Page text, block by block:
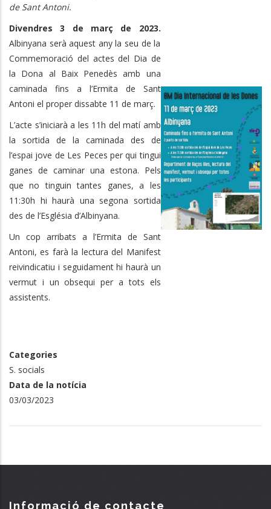
de Sant Antoni.
Divendres 3 de març de 2023.
Albinyana serà aquest any la seu de la
Commemoració del actes del Dia de
la Dona al Baix Penedès amb una
caminada fins a l’Ermita de Sant
Antoni el proper dissabte 11 de març.
L’acte s’iniciarà a les 11h del matí amb
la sortida de la caminada des de
l’espai jove de Les Peces per qui tingui
ganes de caminar una estona. Pels
que no tinguin tantes ganes, a les
11:30h hi haurà una segona sortida
des de l’Església d’Albinyana.
Un cop arribats a l’Ermita de Sant
Antoni, es farà la lectura del Manifest
reivindicatiu i seguidament hi haurà un
vermut i un obsequi per a tots els
assistents.
Categories
S. socials
Data de la notícia
03/03/2023
Informació de contacte